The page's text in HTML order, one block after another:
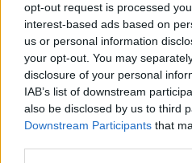
opt-out request is processed
interest-based ads based on
us or personal information
your opt-out. You may
disclosure of your personal
IAB’s list of downstream
also be disclosed by us to third
Downstream Participants that
Inviaci le
i tuoi
Su
345 356